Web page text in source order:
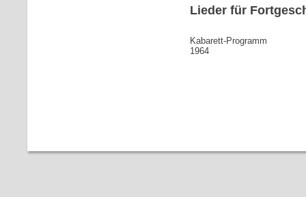
Lieder für
Kabarett-Programm
1964